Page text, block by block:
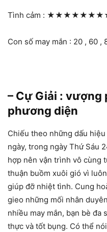
Tình cảm :
Con số may mắn : 20 , 60 ,
– Cự Giải : vượng
phương diện
Chiếu theo những dấu
ngày, trong ngày Thứ Sáu
hợp nên vận trình vô cùng
thuận buồm xuôi gió vì
giúp đỡ nhiệt tình. Cung
gieo những mối nhân
nhiều may mắn, bạn bè đa
thực và tốt bụng. Có thể